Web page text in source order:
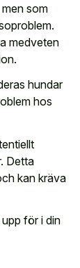
som
medveten
hundar
hos
Detta
kan kräva
för i din